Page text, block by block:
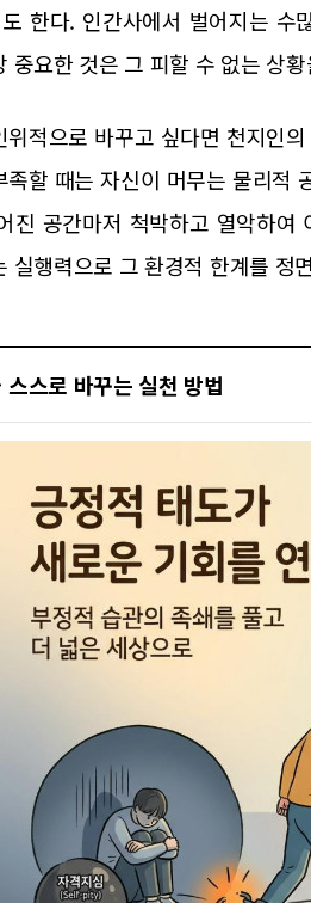
한다. 인간사에서 벌어지는 수
중요한 것은 그 피할 수 없는 상
위적으로 바꾸고 싶다면 천지인
족할 때는 자신이 머무는 물리적
진 공간마저 척박하고 열악하여
실행력으로 그 환경적 한계를 정
스스로 바꾸는 실천 방법